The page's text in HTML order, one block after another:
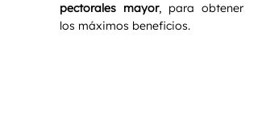
pectorales mayor, para obtener
los máximos beneficios.